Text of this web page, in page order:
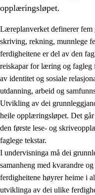
2. Prinsipp for
Sosial læring og
2.2 Kompetanse i faga
2.3 Grunnleggjande
2.4 Å lære å lære
Tverrfaglege tema
opplæringsløpet.
Læreplanverket definerer fem
skriving, rekning, munnlege
ferdigheitene er del av den
reiskapar for læring og
av identitet og sosiale
utdanning, arbeid og
Utvikling av dei
heile opplæringsløpet. Det
den første lese- og
faglege tekstar.
I undervisninga må dei
samanheng med kvarandre
ferdigheitene høyrer heime i
utviklinga av dei ulike